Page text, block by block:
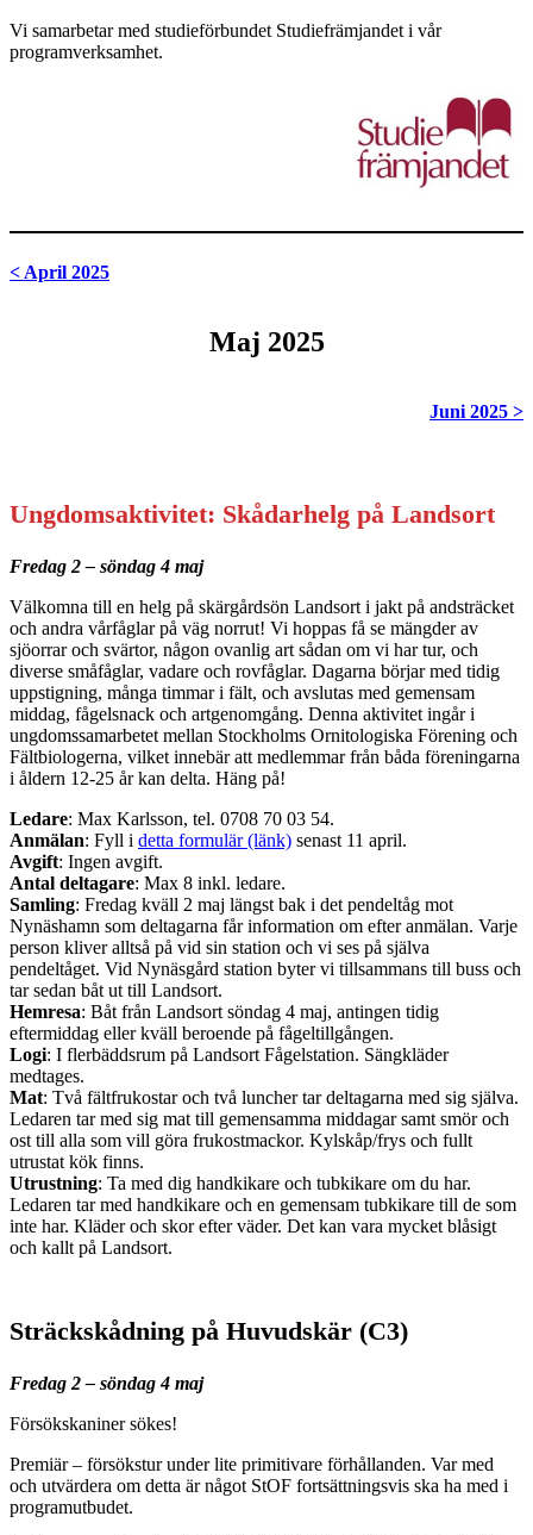
Vi samarbetar med studieförbundet Studiefrämjandet i vår
programverksamhet.
< April 2025
Maj 2025
Juni 2025 >
Ungdomsaktivitet: Skådarhelg på Landsort
Fredag 2 – söndag 4 maj
Välkomna till en helg på skärgårdsön Landsort i jakt på andsträcket
och andra vårfåglar på väg norrut! Vi hoppas få se mängder av
sjöorrar och svärtor, någon ovanlig art sådan om vi har tur, och
diverse småfåglar, vadare och rovfåglar. Dagarna börjar med tidig
uppstigning, många timmar i fält, och avslutas med gemensam
middag, fågelsnack och artgenomgång. Denna aktivitet ingår i
ungdomssamarbetet mellan Stockholms Ornitologiska Förening och
Fältbiologerna, vilket innebär att medlemmar från båda föreningarna
i åldern 12-25 år kan delta. Häng på!
Ledare: Max Karlsson, tel. 0708 70 03 54.
Anmälan: Fyll i detta formulär (länk) senast 11 april.
Avgift: Ingen avgift.
Antal deltagare: Max 8 inkl. ledare.
Samling: Fredag kväll 2 maj längst bak i det pendeltåg mot
Nynäshamn som deltagarna får information om efter anmälan. Varje
person kliver alltså på vid sin station och vi ses på själva
pendeltåget. Vid Nynäsgård station byter vi tillsammans till buss och
tar sedan båt ut till Landsort.
Hemresa: Båt från Landsort söndag 4 maj, antingen tidig
eftermiddag eller kväll beroende på fågeltillgången.
Logi: I flerbäddsrum på Landsort Fågelstation. Sängkläder
medtages.
Mat: Två fältfrukostar och två luncher tar deltagarna med sig själva.
Ledaren tar med sig mat till gemensamma middagar samt smör och
ost till alla som vill göra frukostmackor. Kylskåp/frys och fullt
utrustat kök finns.
Utrustning: Ta med dig handkikare och tubkikare om du har.
Ledaren tar med handkikare och en gemensam tubkikare till de som
inte har. Kläder och skor efter väder. Det kan vara mycket blåsigt
och kallt på Landsort.
Sträckskådning på Huvudskär (C3)
Fredag 2 – söndag 4 maj
Försökskaniner sökes!
Premiär – försökstur under lite primitivare förhållanden. Var med
och utvärdera om detta är något StOF fortsättningsvis ska ha med i
programutbudet.